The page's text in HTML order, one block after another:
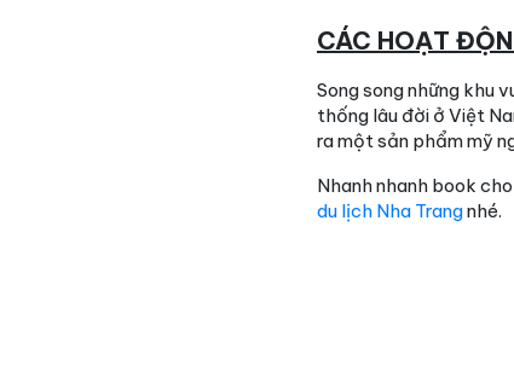
CÁC HOẠT
Song song những khu
thống lâu đời ở Việt
ra một sản phẩm mỹ
Nhanh nhanh book
du lịch Nha Trangnhé.